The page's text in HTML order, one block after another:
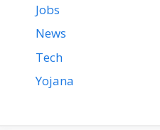
Jobs
News
Tech
Yojana